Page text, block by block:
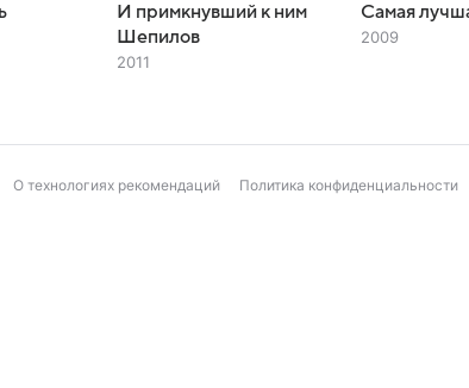
И примкнувший к ним
Шепилов
2011
Самая
2009
О технологиях рекомендаций Политика конфиденциальности